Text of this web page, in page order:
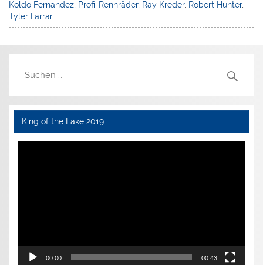
Koldo Fernandez Profi-Rennräder, Ray Kreder, Robert Hunter,
Tyler Farrar
King of the Lake 2019
Video-
00:00 00:43